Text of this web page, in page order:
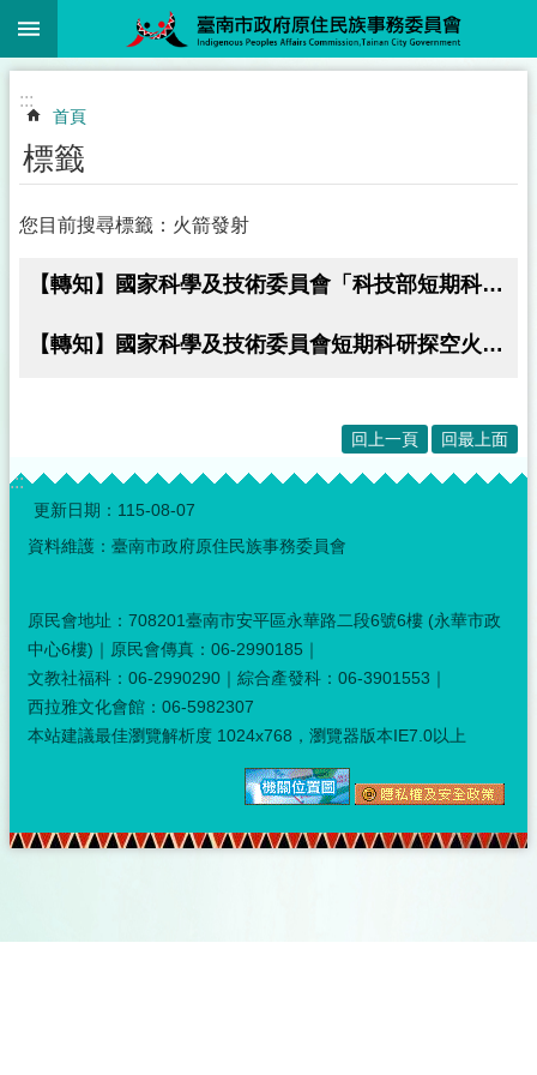
跳到主要內容區塊
:::
首頁
標籤
您目前搜尋標籤：火箭發射
【轉知】國家科學及技術委員會「科技部短期科研探空火箭發射場域作業指引」，自即日停止適用
【轉知】國家科學及技術委員會短期科研探空火箭發射場域管理及申請使用要點，111年8月1日訂定發布
回上一頁 回最上面
:::
更新日期： 115-08-07
資料維護：臺南市政府原住民族事務委員會
原民會地址：708201臺南市安平區永華路二段6號6樓 (永華市政
中心6樓)｜原民會傳真：06-2990185｜
文教社福科：06-2990290｜綜合產發科：06-3901553｜
西拉雅文化會館：06-5982307
本站建議最佳瀏覽解析度 1024x768，瀏覽器版本IE7.0以上